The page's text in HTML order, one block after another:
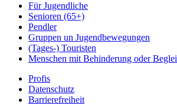
Für Jugendliche
Senioren (65+)
Pendler
Gruppen un Jugendbewegungen
(Tages-) Touristen
Menschen mit Behinderung oder
Profis
Datenschutz
Barrierefreiheit